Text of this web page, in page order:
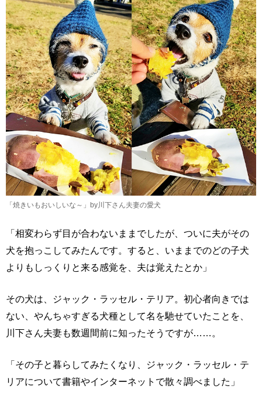
「焼きいもおいしいな～」by川下さん夫妻の愛犬
「相変わらず目が合わないままでしたが、ついに夫がその
犬を抱っこしてみたんです。すると、いままでのどの子犬
よりもしっくりと来る感覚を、夫は覚えたとか」
その犬は、ジャック・ラッセル・テリア。初心者向きでは
ない、やんちゃすぎる犬種として名を馳せていたことを、
川下さん夫妻も数週間前に知ったそうですが……。
「その子と暮らしてみたくなり、ジャック・ラッセル・テ
リアについて書籍やインターネットで散々調べました」